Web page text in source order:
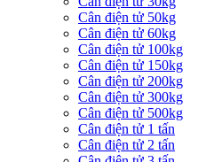
Cân điện tử 50kg
Cân điện tử 60kg
Cân điện tử 100kg
Cân điện tử 150kg
Cân điện tử 200kg
Cân điện tử 300kg
Cân điện tử 500kg
Cân điện tử 1 tấn
Cân điện tử 2 tấn